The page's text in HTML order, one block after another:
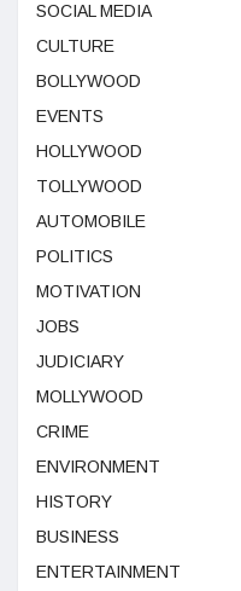
SOCIAL MEDIA
CULTURE
BOLLYWOOD
EVENTS
HOLLYWOOD
TOLLYWOOD
AUTOMOBILE
POLITICS
MOTIVATION
JOBS
JUDICIARY
MOLLYWOOD
CRIME
ENVIRONMENT
HISTORY
BUSINESS
ENTERTAINMENT